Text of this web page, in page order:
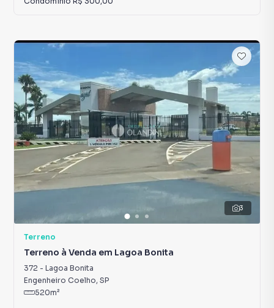
3
Terreno
Terreno à Venda em Lagoa Bonita
372 - Lagoa Bonita
Engenheiro Coelho, SP
520m²